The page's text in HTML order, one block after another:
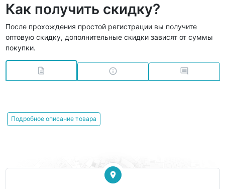
Как получить скидку?
После прохождения простой регистрации вы получите
оптовую скидку, дополнительные скидки зависят от суммы
покупки.
Подробное описание товара